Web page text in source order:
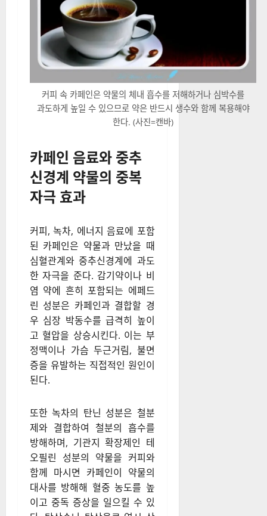
커피 속 카페인은 약물의 체내 흡수를 저해하거나 심박수를
과도하게 높일 수 있으므로 약은 반드시 생수와 함께 복용해야
한다. (사진=캔바)
카페인 음료와 중추
신경계 약물의 중복
자극 효과
커피, 녹차, 에너지 음료에 포함
된 카페인은 약물과 만났을 때
심혈관계와 중추신경계에 과도
한 자극을 준다. 감기약이나 비
염 약에 흔히 포함되는 에페드
린 성분은 카페인과 결합할 경
우 심장 박동수를 급격히 높이
고 혈압을 상승시킨다. 이는 부
정맥이나 가슴 두근거림, 불면
증을 유발하는 직접적인 원인이
된다.
또한 녹차의 탄닌 성분은 철분
제와 결합하여 철분의 흡수를
방해하며, 기관지 확장제인 테
오필린 성분의 약물을 커피와
함께 마시면 카페인이 약물의
대사를 방해해 혈중 농도를 높
이고 중독 증상을 일으킬 수 있